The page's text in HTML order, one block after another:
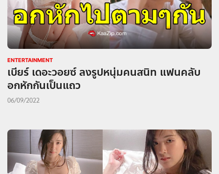
ENTERTAINMENT
เบียร์ เดอะวอยซ์ ลงรูปหนุ่มคนสนิท แฟนคลับ
อกหักกันเป็นแถว
06/09/2022